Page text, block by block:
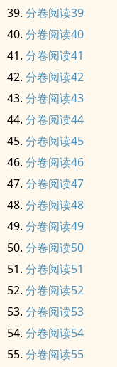
分卷阅读39
分卷阅读40
分卷阅读41
分卷阅读42
分卷阅读43
分卷阅读44
分卷阅读45
分卷阅读46
分卷阅读47
分卷阅读48
分卷阅读49
分卷阅读50
分卷阅读51
分卷阅读52
分卷阅读53
分卷阅读54
分卷阅读55